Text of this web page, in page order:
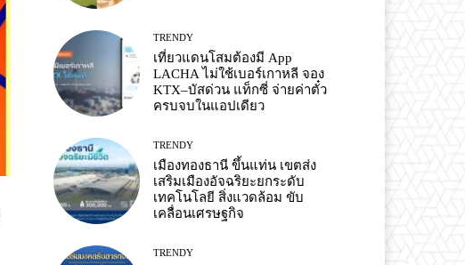
TRENDY
เที่ยวแดนโสมต้องมี App
LACHA ไม่ใช้เบอร์เกาหลี จอง
KTX–บัสด่วน แท็กซี่ จ่ายค่าตั๋ว
ครบจบในแอปเดียว
TRENDY
เมืองทองธานี ขึ้นแท่น เขตส่ง
เสริมเมืองอัจฉริยะยกระดับ
เทคโนโลยี สิ่งแวดล้อม ขับ
เคลื่อนเศรษฐกิจ
TRENDY